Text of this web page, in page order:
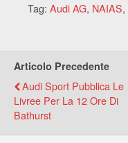
Tag: Audi AG, NAIAS,
Articolo Precedente
Audi Sport Pubblica Le
Livree Per La 12 Ore Di
Bathurst